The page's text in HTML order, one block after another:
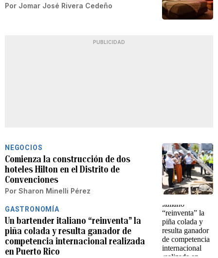
Por Jomar José Rivera Cedeño
PUBLICIDAD
NEGOCIOS
Comienza la construcción de dos
hoteles Hilton en el Distrito de
Convenciones
Por Sharon Minelli Pérez
GASTRONOMÍA
Un bartender italiano “reinventa” la
piña colada y resulta ganador de
competencia internacional realizada
en Puerto Rico